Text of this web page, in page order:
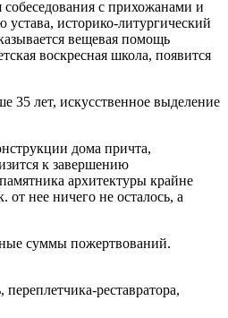
с прихожанами и
историко-литургический
вещевая помощь
воскресная школа, появится
35 лет, искусственное выделение
дома причта,
к завершению
архитектуры крайне
от нее ничего не осталось, а
суммы пожертвований.
реставратора,